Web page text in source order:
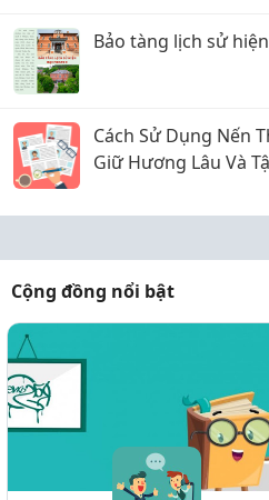
Bảo tàng lịch sử
Cách Sử Dụng Nến
Giữ Hương Lâu Và
Cộng đồng nổi bật